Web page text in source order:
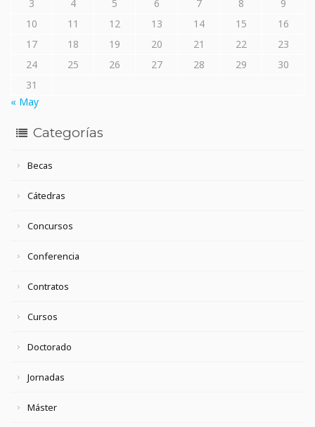
3
4 5 6 7 8
9
10
11 12 13 14 15
16
17
18 19 20 21 22
23
24
25 26 27 28 29
30
31
« May
Categorías
Becas
Cátedras
Concursos
Conferencia
Contratos
Cursos
Doctorado
Jornadas
Máster